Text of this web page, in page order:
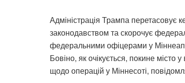
Адміністрація Трампа перетасовує
законодавством та скорочує
федеральними офіцерами у
Бовіно, як очікується, покине
щодо операцій у Міннесоті,